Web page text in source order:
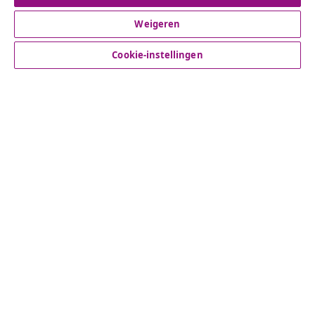
Klantenservice
Weigeren
Cookie-instellingen